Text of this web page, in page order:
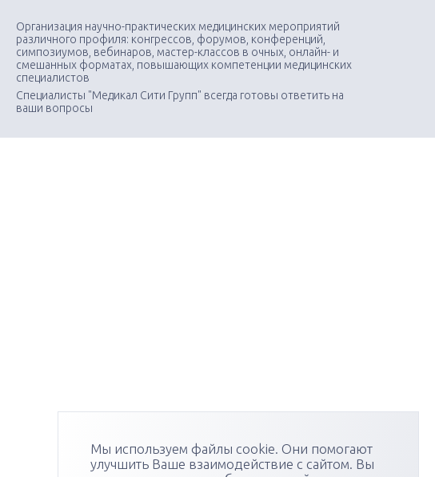
Организация научно-практических медицинских мероприятий
различного профиля: конгрессов, форумов, конференций,
симпозиумов, вебинаров, мастер-классов в очных, онлайн- и
смешанных форматах, повышающих компетенции медицинских
специалистов
Специалисты "Медикал Сити Групп" всегда готовы ответить на
ваши вопросы
Мы используем файлы cookie. Они помогают
улучшить Ваше взаимодействие с сайтом. Вы